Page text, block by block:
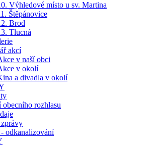
Výhledové místo u sv. Martina
Štěpánovice
Brod
Tlucná
akcí
v naší obci
v okolí
a divadla v okolí
obecního rozhlasu
odkanalizování